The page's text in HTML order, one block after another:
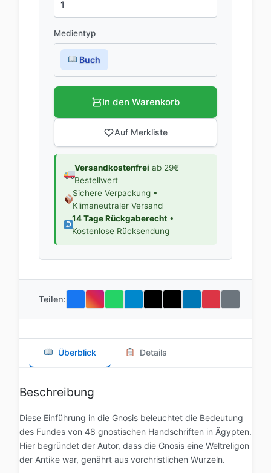
Medientyp
Buch
In den Warenkorb
Auf Merkliste
Versandkostenfrei ab 29€
Bestellwert
Sichere Verpackung •
Klimaneutraler Versand
14 Tage Rückgaberecht•
Kostenlose Rücksendung
Teilen:
Überblick Details
Beschreibung
Diese Einführung in die Gnosis beleuchtet die Bedeutung
des Fundes von 48 gnostischen Handschriften in Ägypten.
Hier begründet der Autor, dass die Gnosis eine Weltreligon
der Antike war, genährt aus vorchristlichen Wurzeln.